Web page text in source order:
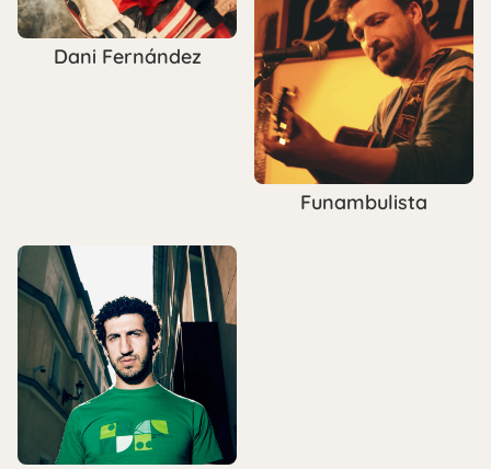
Dani Fernández
Funambulista